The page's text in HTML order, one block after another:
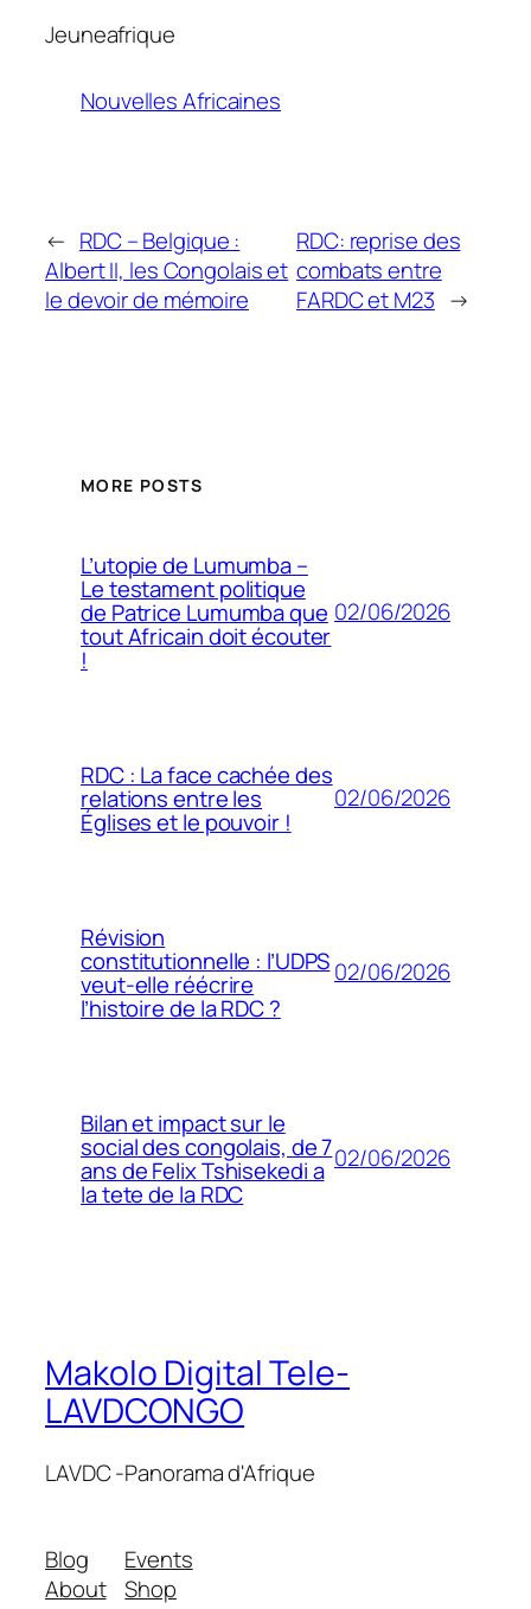
Jeuneafrique
Nouvelles Africaines
← RDC – Belgique :
Albert II, les Congolais et
le devoir de mémoire
RDC: reprise des
combats entre
FARDC et M23 →
MORE POSTS
L’utopie de Lumumba –
Le testament politique
de Patrice Lumumba que
tout Africain doit écouter
!
02/06/2026
RDC : La face cachée des
relations entre les
Églises et le pouvoir !
02/06/2026
Révision
constitutionnelle : l’UDPS
veut-elle réécrire
l’histoire de la RDC ?
02/06/2026
Bilan et impact sur le
social des congolais, de 7
ans de Felix Tshisekedi a
la tete de la RDC
02/06/2026
Makolo Digital Tele-
LAVDCONGO
LAVDC -Panorama d'Afrique
Blog
About
Events
Shop